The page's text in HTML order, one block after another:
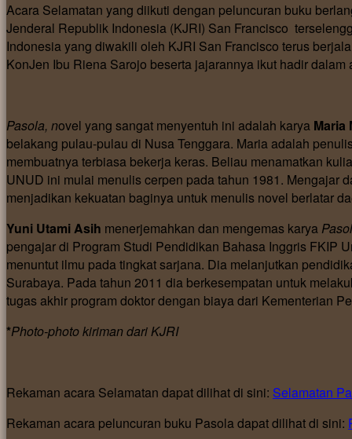
Acara Selamatan yang diikuti dengan peluncuran buku
Jenderal Republik Indonesia (KJRI) San Francisco
Indonesia yang diwakili oleh KJRI San Francisco terus
KonJen Ibu Riena Sarojo beserta jajarannya ikut hadir
Pasola, novel yang sangat menyentuh ini adalah karya Maria
belakang pulau-pulau di Nusa Tenggara. Maria adalah
membuatnya terbiasa bekerja keras. Beliau menamatkan
UNUD ini mulai menulis cerpen pada tahun 1981. Mengajar
menjadikan kekuatan baginya untuk menulis novel berlatar
Yuni Utami Asih menerjemahkan dan mengemas karya
pengajar di Program Studi Pendidikan Bahasa Inggris FKIP
menuntut ilmu pada tingkat sarjana. Dia melanjutkan
Surabaya. Pada tahun 2011 dia berkesempatan untuk
tugas akhir program doktor dengan biaya dari Kementerian
*Photo-photo kiriman dari KJRI
Rekaman acara Selamatan dapat dilihat di sini: Selamatan
Rekaman acara peluncuran buku Pasola dapat dilihat di sini: